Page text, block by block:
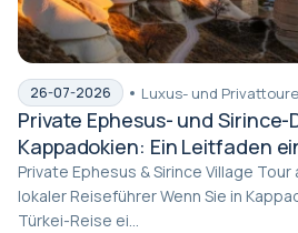
26-07-2026 Luxus- und
Private Ephesus- und
Kappadokien: Ein Leitfaden
Private Ephesus & Sirince Village Tour
lokaler Reiseführer Wenn Sie in Kappadokien wohnen und Ihrer
Türkei-Reise ei...